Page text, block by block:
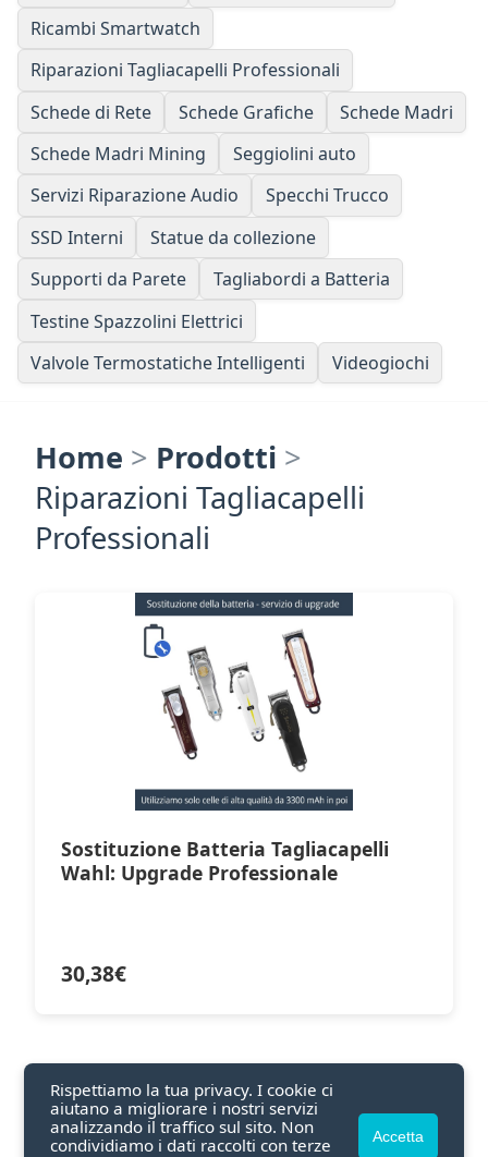
Ricambi Smartwatch
Riparazioni Tagliacapelli Professionali
Schede di Rete
Schede Grafiche
Schede Madri
Schede Madri Mining
Seggiolini auto
Servizi Riparazione Audio
Specchi Trucco
SSD Interni
Statue da collezione
Supporti da Parete
Tagliabordi a Batteria
Testine Spazzolini Elettrici
Valvole Termostatiche Intelligenti
Videogiochi
Home > Prodotti >
Riparazioni Tagliacapelli
Professionali
Sostituzione Batteria Tagliacapelli
Wahl: Upgrade Professionale
30,38€
Rispettiamo la tua privacy. I cookie ci
aiutano a migliorare i nostri servizi
analizzando il traffico sul sito. Non
condividiamo i dati raccolti con terze
Accetta